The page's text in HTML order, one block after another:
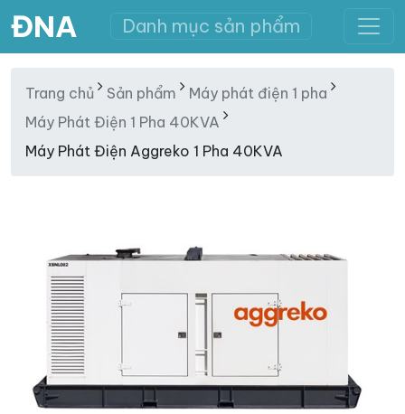
ĐNA Danh mục sản phẩm
Trang chủ Sản phẩm
Máy phát điện 1 pha
Máy Phát Điện 1 Pha 40KVA
Máy Phát Điện Aggreko 1 Pha 40KVA